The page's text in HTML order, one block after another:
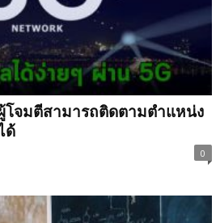
โจมตีสามารถติดตามตำแหน่ง
ด้
0